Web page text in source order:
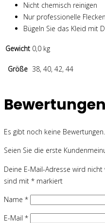
Nicht chemisch reinigen
Nur professionelle
Bügeln Sie das Kleid mit
Gewicht 0,0 kg
Größe 38, 40, 42, 44
Bewertungen
Es gibt noch keine Bewertungen.
Seien Sie die erste
Deine E-Mail-Adresse wird
sind mit * markiert
Name *
E-Mail *